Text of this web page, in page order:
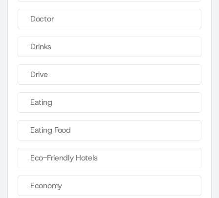
Doctor
Drinks
Drive
Eating
Eating Food
Eco-Friendly Hotels
Economy